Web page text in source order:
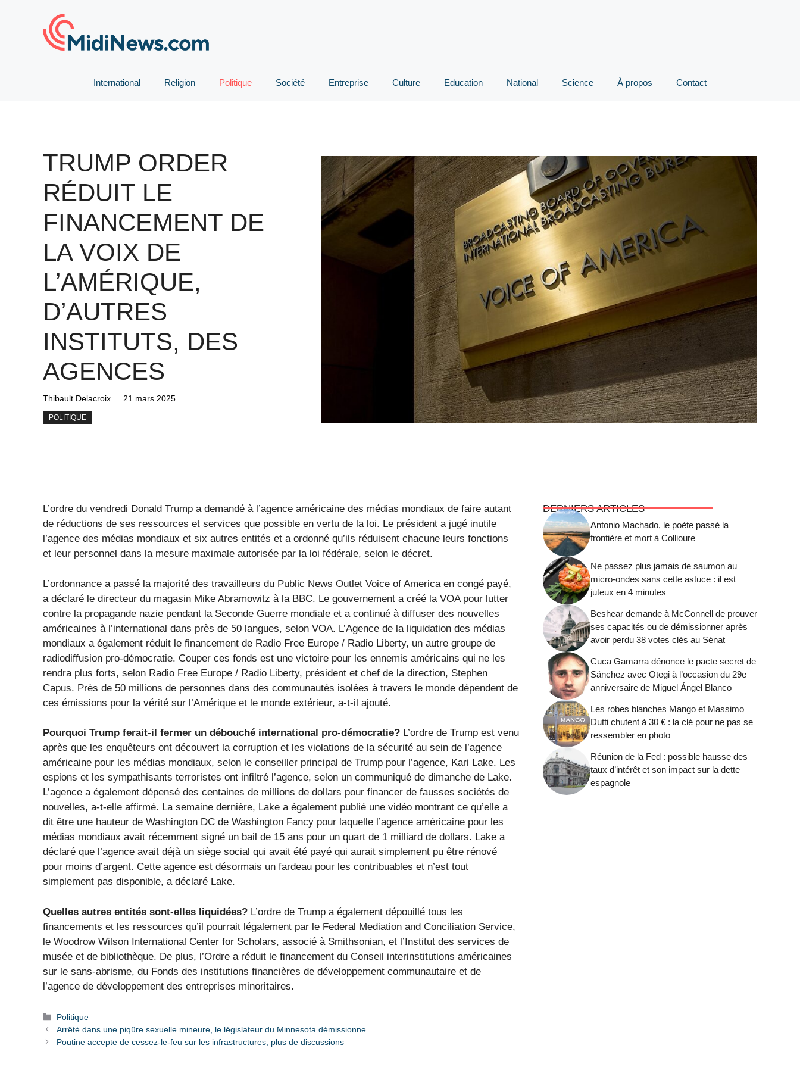
International Religion Politique Société Entreprise Culture Education National Science À propos Contact
TRUMP ORDER
RÉDUIT LE
FINANCEMENT DE
LA VOIX DE
L’AMÉRIQUE,
D’AUTRES
INSTITUTS, DES
AGENCES
Thibault Delacroix 21 mars 2025
POLITIQUE
L’ordre du vendredi Donald Trump a demandé à l’agence américaine des médias mondiaux de faire autant
de réductions de ses ressources et services que possible en vertu de la loi. Le président a jugé inutile
l’agence des médias mondiaux et six autres entités et a ordonné qu’ils réduisent chacune leurs fonctions
et leur personnel dans la mesure maximale autorisée par la loi fédérale, selon le décret.
L’ordonnance a passé la majorité des travailleurs du Public News Outlet Voice of America en congé payé,
a déclaré le directeur du magasin Mike Abramowitz à la BBC. Le gouvernement a créé la VOA pour lutter
contre la propagande nazie pendant la Seconde Guerre mondiale et a continué à diffuser des nouvelles
américaines à l’international dans près de 50 langues, selon VOA. L’Agence de la liquidation des médias
mondiaux a également réduit le financement de Radio Free Europe / Radio Liberty, un autre groupe de
radiodiffusion pro-démocratie. Couper ces fonds est une victoire pour les ennemis américains qui ne les
rendra plus forts, selon Radio Free Europe / Radio Liberty, président et chef de la direction, Stephen
Capus. Près de 50 millions de personnes dans des communautés isolées à travers le monde dépendent de
ces émissions pour la vérité sur l’Amérique et le monde extérieur, a-t-il ajouté.
Pourquoi Trump ferait-il fermer un débouché international pro-démocratie? L’ordre de Trump est venu
après que les enquêteurs ont découvert la corruption et les violations de la sécurité au sein de l’agence
américaine pour les médias mondiaux, selon le conseiller principal de Trump pour l’agence, Kari Lake. Les
espions et les sympathisants terroristes ont infiltré l’agence, selon un communiqué de dimanche de Lake.
L’agence a également dépensé des centaines de millions de dollars pour financer de fausses sociétés de
nouvelles, a-t-elle affirmé. La semaine dernière, Lake a également publié une vidéo montrant ce qu’elle a
dit être une hauteur de Washington DC de Washington Fancy pour laquelle l’agence américaine pour les
médias mondiaux avait récemment signé un bail de 15 ans pour un quart de 1 milliard de dollars. Lake a
déclaré que l’agence avait déjà un siège social qui avait été payé qui aurait simplement pu être rénové
pour moins d’argent. Cette agence est désormais un fardeau pour les contribuables et n’est tout
simplement pas disponible, a déclaré Lake.
Quelles autres entités sont-elles liquidées? L’ordre de Trump a également dépouillé tous les
financements et les ressources qu’il pourrait légalement par le Federal Mediation and Conciliation Service,
le Woodrow Wilson International Center for Scholars, associé à Smithsonian, et l’Institut des services de
musée et de bibliothèque. De plus, l’Ordre a réduit le financement du Conseil interinstitutions américaines
sur le sans-abrisme, du Fonds des institutions financières de développement communautaire et de
l’agence de développement des entreprises minoritaires.
Catégories
Politique
Arrêté dans une piqûre sexuelle mineure, le législateur du Minnesota démissionne
Poutine accepte de cessez-le-feu sur les infrastructures, plus de discussions
DERNIERS ARTICLES
Antonio Machado, le poète passé la
frontière et mort à Collioure
Ne passez plus jamais de saumon au
micro-ondes sans cette astuce : il est
juteux en 4 minutes
Beshear demande à McConnell de prouver
ses capacités ou de démissionner après
avoir perdu 38 votes clés au Sénat
Cuca Gamarra dénonce le pacte secret de
Sánchez avec Otegi à l’occasion du 29e
anniversaire de Miguel Ángel Blanco
Les robes blanches Mango et Massimo
Dutti chutent à 30 € : la clé pour ne pas se
ressembler en photo
Réunion de la Fed : possible hausse des
taux d’intérêt et son impact sur la dette
espagnole